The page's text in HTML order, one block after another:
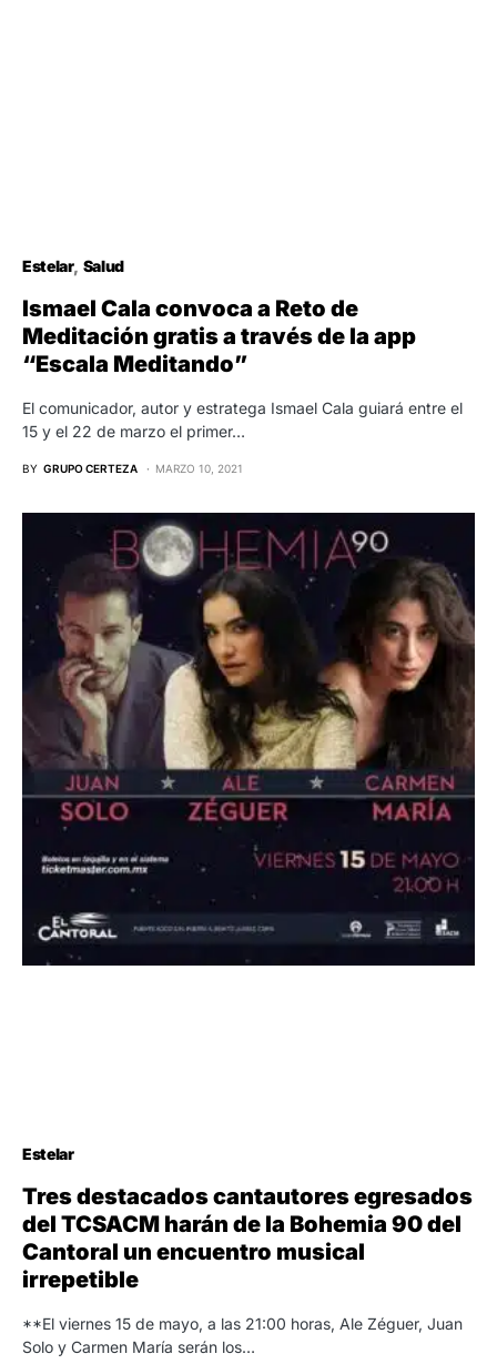
Estelar Salud
Ismael Cala convoca a Reto de
Meditación gratis a través de la app
“Escala Meditando”
El comunicador, autor y estratega Ismael Cala guiará entre el
15 y el 22 de marzo el primer…
BY GRUPO CERTEZA MARZO 10, 2021
Estelar
Tres destacados cantautores egresados
del TCSACM harán de la Bohemia 90 del
Cantoral un encuentro musical
irrepetible
**El viernes 15 de mayo, a las 21:00 horas, Ale Zéguer, Juan
Solo y Carmen María serán los…